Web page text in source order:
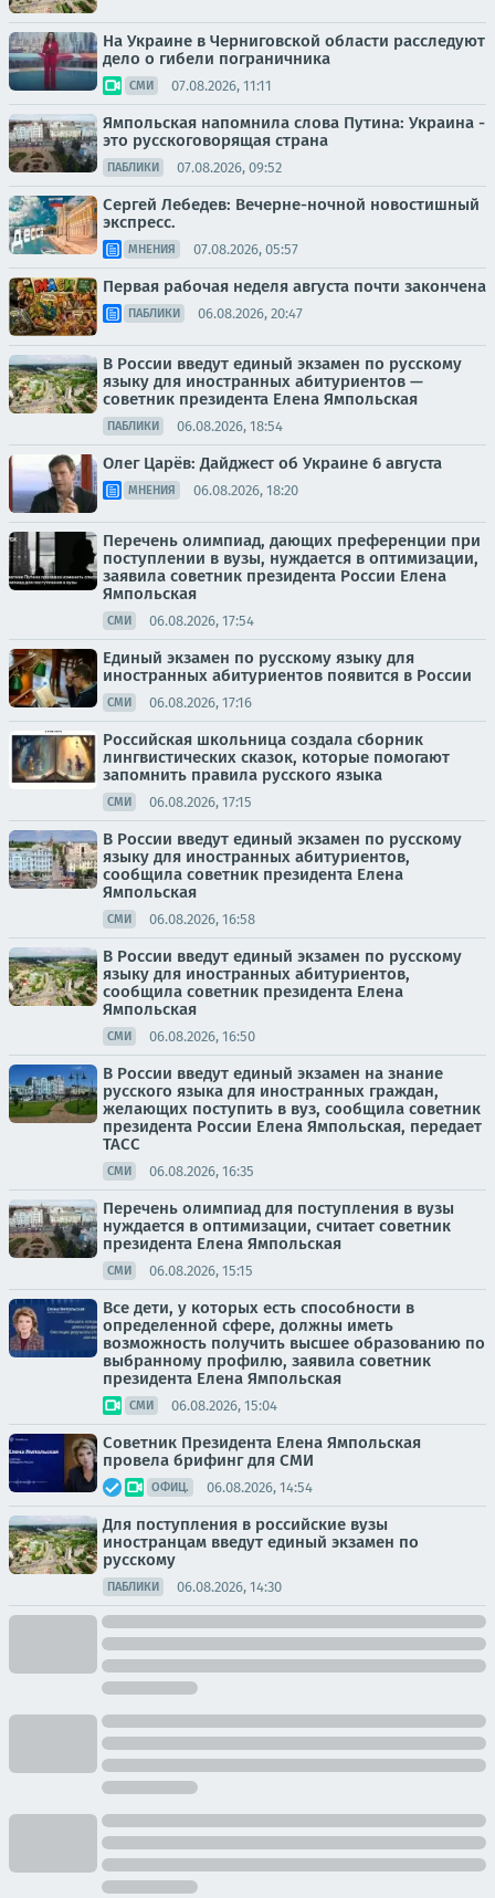
На Украине в Черниговской области расследуют
дело о гибели пограничника
СМИ 07.08.2026, 11:11
Ямпольская напомнила слова Путина: Украина -
это русскоговорящая страна
ПАБЛИКИ 07.08.2026, 09:52
Сергей Лебедев: Вечерне-ночной новостишный
экспресс.
МНЕНИЯ 07.08.2026, 05:57
Первая рабочая неделя августа почти закончена
ПАБЛИКИ 06.08.2026, 20:47
В России введут единый экзамен по русскому
языку для иностранных абитуриентов —
советник президента Елена Ямпольская
ПАБЛИКИ 06.08.2026, 18:54
Олег Царёв: Дайджест об Украине 6 августа
МНЕНИЯ 06.08.2026, 18:20
Перечень олимпиад, дающих преференции при
поступлении в вузы, нуждается в оптимизации,
заявила советник президента России Елена
Ямпольская
СМИ 06.08.2026, 17:54
Единый экзамен по русскому языку для
иностранных абитуриентов появится в России
СМИ 06.08.2026, 17:16
Российская школьница создала сборник
лингвистических сказок, которые помогают
запомнить правила русского языка
СМИ 06.08.2026, 17:15
В России введут единый экзамен по русскому
языку для иностранных абитуриентов,
сообщила советник президента Елена
Ямпольская
СМИ 06.08.2026, 16:58
В России введут единый экзамен по русскому
языку для иностранных абитуриентов,
сообщила советник президента Елена
Ямпольская
СМИ 06.08.2026, 16:50
В России введут единый экзамен на знание
русского языка для иностранных граждан,
желающих поступить в вуз, сообщила советник
президента России Елена Ямпольская, передает
ТАСС
СМИ 06.08.2026, 16:35
Перечень олимпиад для поступления в вузы
нуждается в оптимизации, считает советник
президента Елена Ямпольская
СМИ 06.08.2026, 15:15
Все дети, у которых есть способности в
определенной сфере, должны иметь
возможность получить высшее образованию по
выбранному профилю, заявила советник
президента Елена Ямпольская
СМИ 06.08.2026, 15:04
Советник Президента Елена Ямпольская
провела брифинг для СМИ
ОФИЦ. 06.08.2026, 14:54
Для поступления в российские вузы
иностранцам введут единый экзамен по
русскому
ПАБЛИКИ 06.08.2026, 14:30